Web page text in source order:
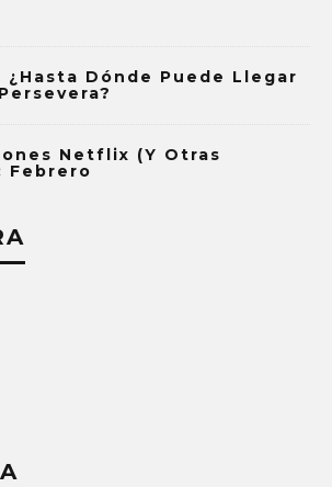
¿Hasta Dónde Puede Llegar
Netflix (y Otras
Febrero